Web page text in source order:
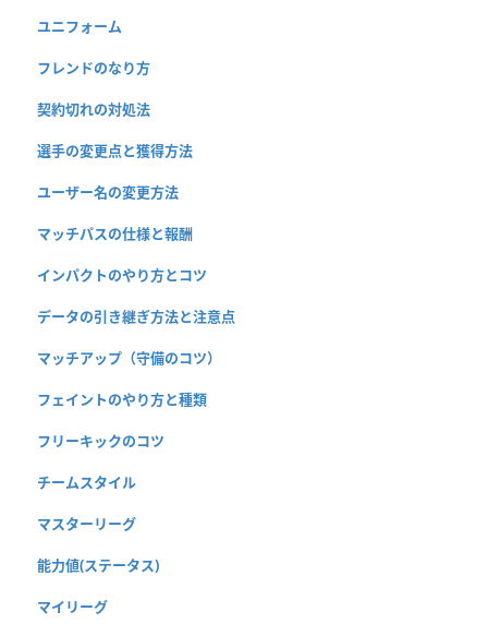
ユニフォーム
フレンドのなり方
契約切れの対処法
選手の変更点と獲得方法
ユーザー名の変更方法
マッチパスの仕様と報酬
インパクトのやり方とコツ
データの引き継ぎ方法と注意点
マッチアップ（守備のコツ）
フェイントのやり方と種類
フリーキックのコツ
チームスタイル
マスターリーグ
能力値(ステータス)
マイリーグ